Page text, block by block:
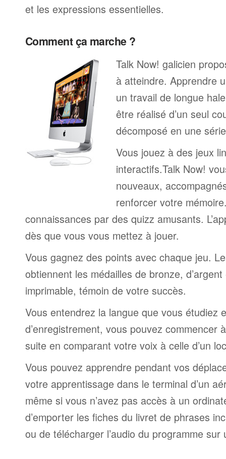
et les expressions essentielles.
Comment ça marche ?
Talk Now! galicien
à atteindre. Apprendre
un travail de longue
être réalisé d’un seul
décomposé en une
Vous jouez à des jeux
interactifs.Talk Now!
nouveaux,
renforcer votre
connaissances par des quizz amusants.
dès que vous vous mettez à jouer.
Vous gagnez des points avec chaque jeu.
obtiennent les médailles de bronze,
imprimable, témoin de votre succès.
Vous entendrez la langue que vous étudiez
d’enregistrement, vous pouvez commencer
suite en comparant votre voix à celle d’un
Vous pouvez apprendre pendant vos
votre apprentissage dans le terminal d’un
même si vous n’avez pas accès à un
d’emporter les fiches du livret de phrases
ou de télécharger l’audio du programme sur